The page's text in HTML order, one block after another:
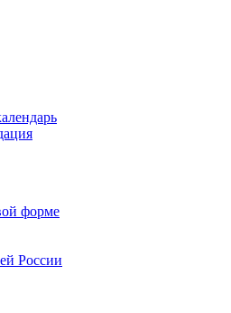
форме
России